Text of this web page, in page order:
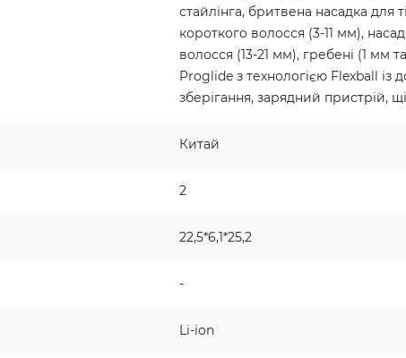
стайлінга, бритвена насадка для
короткого волосся (3-11 мм),
волосся (13-21 мм), гребені (1 мм
Proglide з технологією Flexball із
зберігання, зарядний пристрій,
Китай
2
22,5*6,1*25,2
-
Li-ion